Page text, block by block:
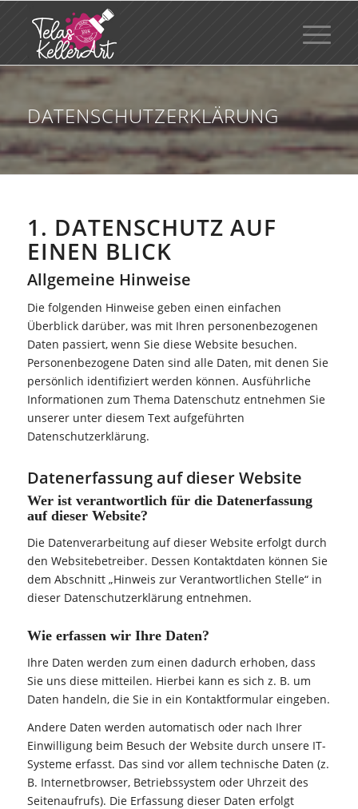
DATENSCHUTZERKLÄRUNG
1. DATENSCHUTZ AUF
EINEN BLICK
Allgemeine Hinweise
Die folgenden Hinweise geben einen einfachen
Überblick darüber, was mit Ihren personenbezogenen
Daten passiert, wenn Sie diese Website besuchen.
Personenbezogene Daten sind alle Daten, mit denen Sie
persönlich identifiziert werden können. Ausführliche
Informationen zum Thema Datenschutz entnehmen Sie
unserer unter diesem Text aufgeführten
Datenschutzerklärung.
Datenerfassung auf dieser Website
Wer ist verantwortlich für die Datenerfassung
auf dieser Website?
Die Datenverarbeitung auf dieser Website erfolgt durch
den Websitebetreiber. Dessen Kontaktdaten können Sie
dem Abschnitt „Hinweis zur Verantwortlichen Stelle“ in
dieser Datenschutzerklärung entnehmen.
Wie erfassen wir Ihre Daten?
Ihre Daten werden zum einen dadurch erhoben, dass
Sie uns diese mitteilen. Hierbei kann es sich z. B. um
Daten handeln, die Sie in ein Kontaktformular eingeben.
Andere Daten werden automatisch oder nach Ihrer
Einwilligung beim Besuch der Website durch unsere IT-
Systeme erfasst. Das sind vor allem technische Daten (z.
B. Internetbrowser, Betriebssystem oder Uhrzeit des
Seitenaufrufs). Die Erfassung dieser Daten erfolgt